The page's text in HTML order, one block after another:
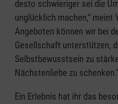
desto schwieriger sei die
unglücklich machen,“ meint
Angeboten können wir bei
Gesellschaft unterstützen,
Selbstbewusstsein zu
Nächstenliebe zu
Ein Erlebnis hat ihr das